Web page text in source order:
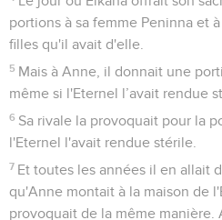
portions à sa femme Peninna et
filles qu'il avait d'elle.
5 Mais à Anne, il donnait une
même si l'Eternel l’avait rendue
6 Sa rivale la provoquait pour la
l'Eternel l'avait rendue stérile.
7 Et toutes les années il en allait
qu'Anne montait à la maison de
provoquait de la même